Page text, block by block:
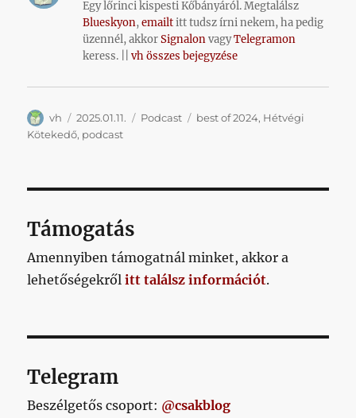
Egy lőrinci kispesti Kőbányáról. Megtalálsz
Blueskyon,emailtitt tudsz írni nekem, ha pedig
üzennél, akkorSignalonvagyTelegramon
keress. ||vh összes bejegyzése
Szerző
vh Közzétéve
2025.01.11. Kategória
Podcast Címke
best of 2024, Hétvégi
Kötekedő, podcast
Támogatás
Amennyiben támogatnál minket, akkor a
lehetőségekrőlitt találsz információt.
Telegram
Beszélgetős csoport: @csakblog